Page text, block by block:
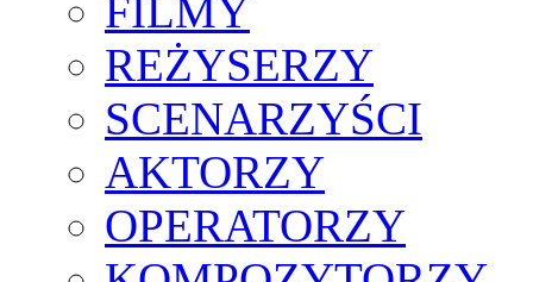
FILMY
REŻYSERZY
SCENARZYŚCI
AKTORZY
OPERATORZY